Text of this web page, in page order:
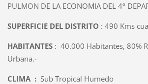
PULMON DE LA ECONOMIA DEL 4º
SUPERFICIE DEL DISTRITO : 490 Kms
HABITANTES : 40.000 Habitantes, 80%
Urbana.-
CLIMA :Sub Tropical Humedo